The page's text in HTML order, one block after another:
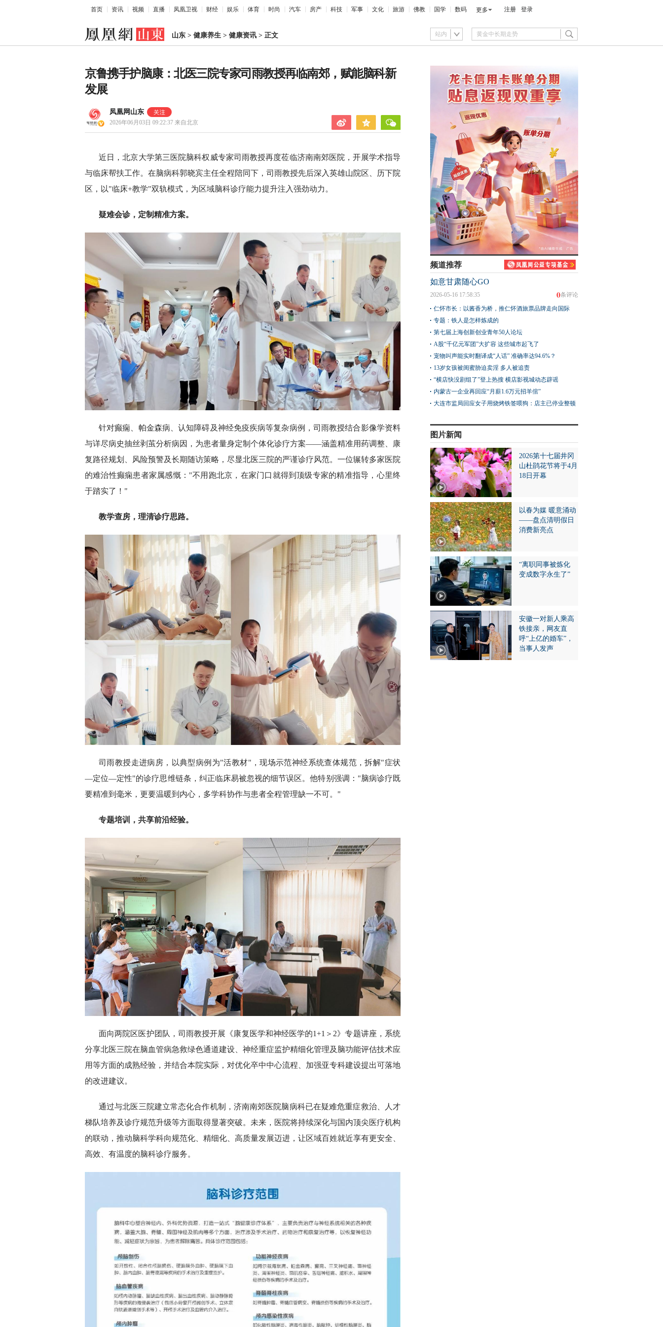
首页 资讯 视频 直播 凤凰卫视 财经 娱乐 体育 时尚 汽车 房产 科技 军事 文化 旅游 佛教 国学 数码 更多 注册 登录
山东 > 健康养生 > 健康资讯 > 正文 站内
京鲁携手护脑康：北医三院专家司雨教授再临南郊，赋能脑科新
发展
凤凰网山东
2026年06月03日 09:22:37 来自北京
近日，北京大学第三医院脑科权威专家司雨教授再度莅临济南南郊医院，开展学术指导
与临床帮扶工作。在脑病科郭晓宾主任全程陪同下，司雨教授先后深入英雄山院区、历下院
区，以"临床+教学"双轨模式，为区域脑科诊疗能力提升注入强劲动力。
疑难会诊，定制精准方案。
针对癫痫、帕金森病、认知障碍及神经免疫疾病等复杂病例，司雨教授结合影像学资料
与详尽病史抽丝剥茧分析病因，为患者量身定制个体化诊疗方案——涵盖精准用药调整、康
复路径规划、风险预警及长期随访策略，尽显北医三院的严谨诊疗风范。一位辗转多家医院
的难治性癫痫患者家属感慨："不用跑北京，在家门口就得到顶级专家的精准指导，心里终
于踏实了！"
教学查房，理清诊疗思路。
司雨教授走进病房，以典型病例为"活教材"，现场示范神经系统查体规范，拆解"症状
—定位—定性"的诊疗思维链条，纠正临床易被忽视的细节误区。他特别强调："脑病诊疗既
要精准到毫米，更要温暖到内心，多学科协作与患者全程管理缺一不可。"
专题培训，共享前沿经验。
面向两院区医护团队，司雨教授开展《康复医学和神经医学的1+1＞2》专题讲座，系统
分享北医三院在脑血管病急救绿色通道建设、神经重症监护精细化管理及脑功能评估技术应
用等方面的成熟经验，并结合本院实际，对优化卒中中心流程、加强亚专科建设提出可落地
的改进建议。
通过与北医三院建立常态化合作机制，济南南郊医院脑病科已在疑难危重症救治、人才
梯队培养及诊疗规范升级等方面取得显著突破。未来，医院将持续深化与国内顶尖医疗机构
的联动，推动脑科学科向规范化、精细化、高质量发展迈进，让区域百姓就近享有更安全、
高效、有温度的脑科诊疗服务。
频道推荐
如意甘肃随心GO
0条评论
2026-05-16 17:58:35
仁怀市长：以酱香为桥，推仁怀酒旅票品牌走向国际
专题：铁人是怎样炼成的
第七届上海创新创业青年50人论坛
A股“千亿元军团”大扩容 这些城市起飞了
宠物叫声能实时翻译成“人话” 准确率达94.6%？
13岁女孩被闺蜜胁迫卖淫 多人被追责
“横店快没剧组了”登上热搜 横店影视城动态辟谣
内蒙古一企业再回应“月薪1.6万元招羊倌”
大连市监局回应女子用烧烤铁签喂狗：店主已停业整顿
图片新闻
2026第十七届井冈
山杜鹃花节将于4月
18日开幕
以春为媒 暖意涌动
——盘点清明假日
消费新亮点
“离职同事被炼化
变成数字永生了”
安徽一对新人乘高
铁接亲，网友直
呼“上亿的婚车”，
当事人发声